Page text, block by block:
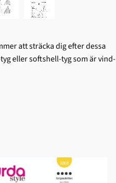
att sträcka dig efter dessa
eller softshell-tyg som är vind-